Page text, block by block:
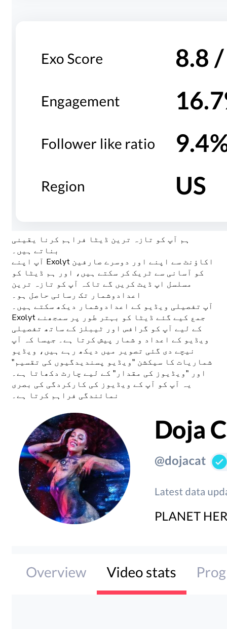
ہم آپ کو تازہ ترین ڈیٹا فراہم کرنا یقینی
بناتے ہیں۔
آپ اپنے Exolyt اکاؤنٹ سے اپنے اور دوسرے صارفین
کو آسانی سے ٹریک کر سکتے ہیں، اور ہم ڈیٹا کو
مسلسل اپ ڈیٹ کریں گے تاکہ آپ کو تازہ ترین
اعدادوشمار تک رسائی حاصل ہو۔
آپ تفصیلی ویڈیو کے اعدادوشمار دیکھ سکتے ہیں۔
Exolyt جمع کیے گئے ڈیٹا کو بہتر طور پر سمجھنے
کے لیے آپ کو گرافس اور ٹیبلز کے ساتھ تفصیلی
ویڈیو کے اعداد و شمار پیش کرتا ہے۔ جیسا کہ آپ
نیچے دی گئی تصویر میں دیکھ رہے ہیں، ویڈیو
شماریات کا سیکشن "ویڈیو پسندیدگیوں کی تقسیم"
اور "ویڈیوز کی مقدار" کے لیے چارٹ دکھاتا ہے۔
یہ آپ کو آپ کے ویڈیوز کی کارکردگی کی بصری
نمائندگی فراہم کرتا ہے۔